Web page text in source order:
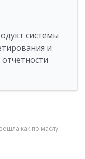
системы
и
как по маслу